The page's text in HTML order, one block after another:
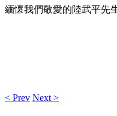
緬懷我們敬愛的陸武平先
< Prev Next >